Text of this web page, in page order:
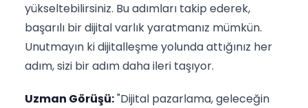
yükseltebilirsiniz. Bu adımları takip ederek,
başarılı bir dijital varlık yaratmanız mümkün.
Unutmayın ki dijitalleşme yolunda attığınız her
adım, sizi bir adım daha ileri taşıyor.
Uzman Görüşü:"Dijital pazarlama, geleceğin